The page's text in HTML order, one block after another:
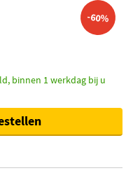
-60%
binnen 1 werkdag bij u